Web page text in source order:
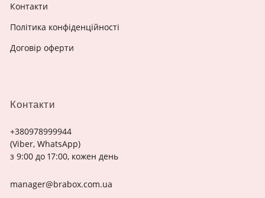
Контакти
+380978999944
(Viber, WhatsApp)
з 9:00 до 17:00, кожен день
manager@brabox.com.ua
Контакти
Політика конфіденційності
Договір оферти